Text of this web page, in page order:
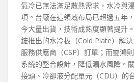
氣冷已無法滿足散熱需求，水冷與
項。台廠在這領域布局已超過五年
今大量出貨，技術成熟度顯著提升
鋐推出的水冷板（Cold Plate）解
服務供應商（CSP）訂單；而雙鴻
系統的整合設計，降低漏水風險。
接頭、冷卻液分配單元（CDU）的